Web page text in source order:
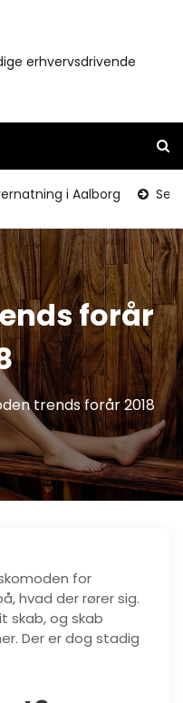
erhvervsdrivende
i Aalborg
forår
trends forår 2018
for
hvad der rører sig.
skab, og skab
Der er dog stadig